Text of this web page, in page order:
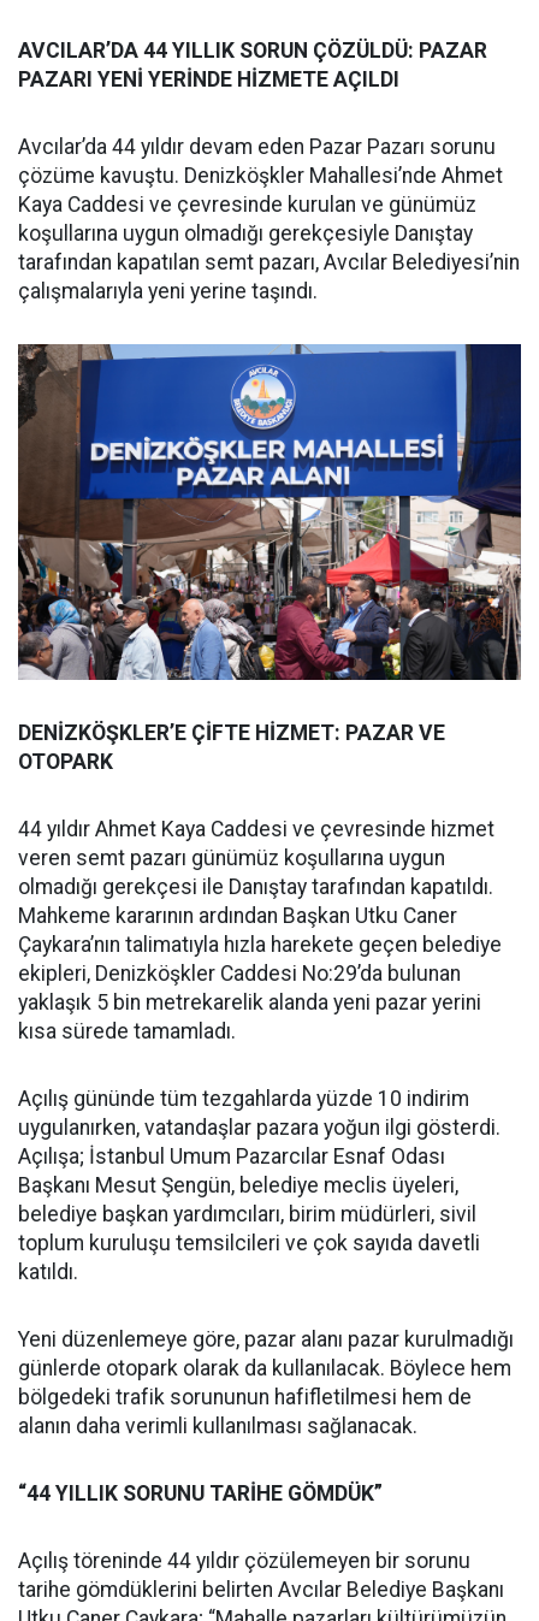
AVCILAR’DA 44 YILLIK SORUN ÇÖZÜLDÜ: PAZAR
PAZARI YENİ YERİNDE HİZMETE AÇILDI
Avcılar’da 44 yıldır devam eden Pazar Pazarı sorunu
çözüme kavuştu. Denizköşkler Mahallesi’nde Ahmet
Kaya Caddesi ve çevresinde kurulan ve günümüz
koşullarına uygun olmadığı gerekçesiyle Danıştay
tarafından kapatılan semt pazarı, Avcılar Belediyesi’nin
çalışmalarıyla yeni yerine taşındı.
DENİZKÖŞKLER’E ÇİFTE HİZMET: PAZAR VE
OTOPARK
44 yıldır Ahmet Kaya Caddesi ve çevresinde hizmet
veren semt pazarı günümüz koşullarına uygun
olmadığı gerekçesi ile Danıştay tarafından kapatıldı.
Mahkeme kararının ardından Başkan Utku Caner
Çaykara’nın talimatıyla hızla harekete geçen belediye
ekipleri, Denizköşkler Caddesi No:29’da bulunan
yaklaşık 5 bin metrekarelik alanda yeni pazar yerini
kısa sürede tamamladı.
Açılış gününde tüm tezgahlarda yüzde 10 indirim
uygulanırken, vatandaşlar pazara yoğun ilgi gösterdi.
Açılışa; İstanbul Umum Pazarcılar Esnaf Odası
Başkanı Mesut Şengün, belediye meclis üyeleri,
belediye başkan yardımcıları, birim müdürleri, sivil
toplum kuruluşu temsilcileri ve çok sayıda davetli
katıldı.
Yeni düzenlemeye göre, pazar alanı pazar kurulmadığı
günlerde otopark olarak da kullanılacak. Böylece hem
bölgedeki trafik sorununun hafifletilmesi hem de
alanın daha verimli kullanılması sağlanacak.
“44 YILLIK SORUNU TARİHE GÖMDÜK”
Açılış töreninde 44 yıldır çözülemeyen bir sorunu
tarihe gömdüklerini belirten Avcılar Belediye Başkanı